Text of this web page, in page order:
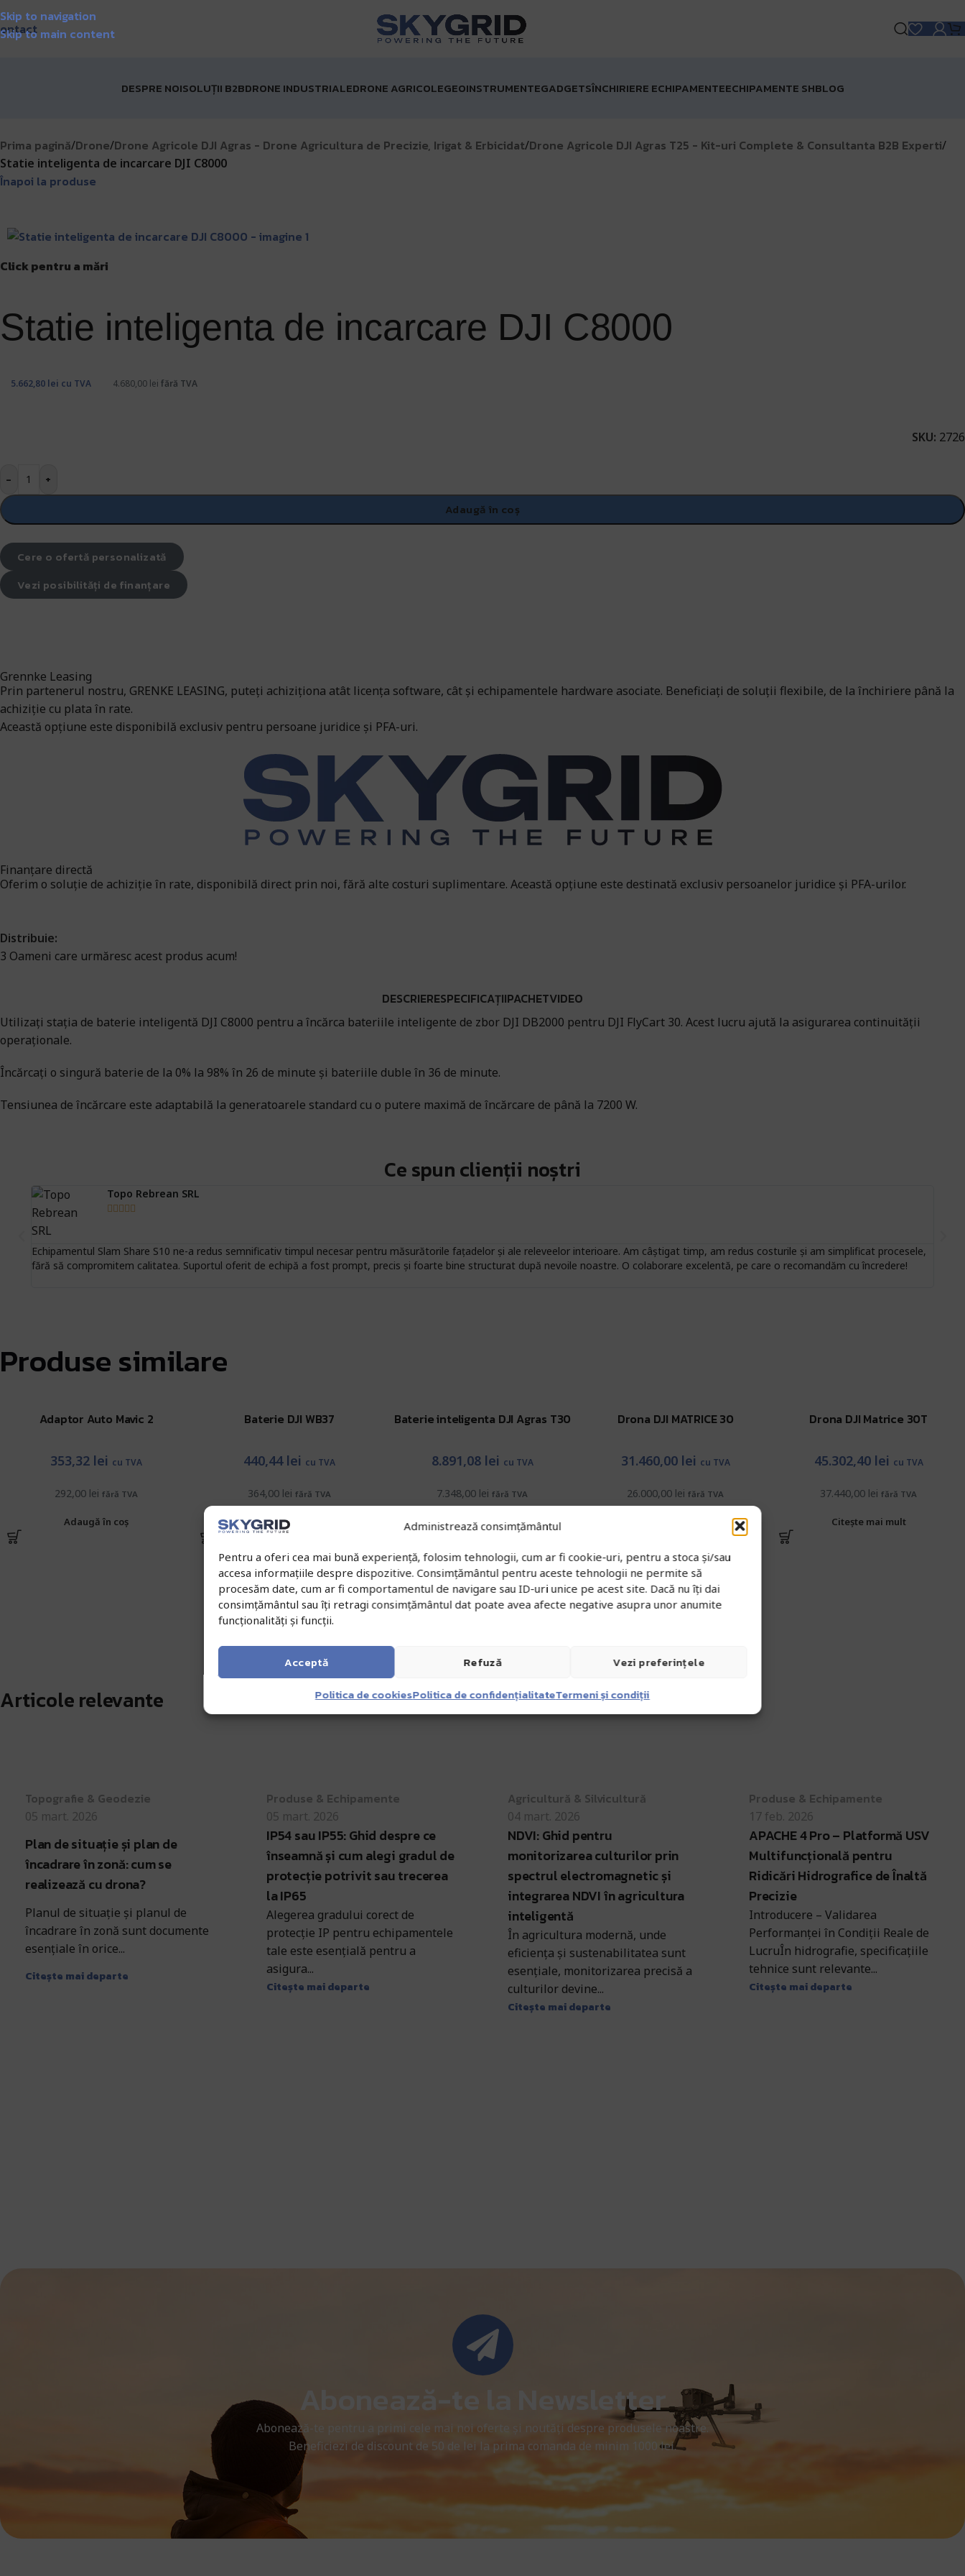
Administrează consimțământul
Pentru a oferi cea mai bună experiență, folosim tehnologii, cum ar fi cookie-uri, pentru a stoca și/sau
accesa informațiile despre dispozitive. Consimțământul pentru aceste tehnologii ne permite să
procesăm date, cum ar fi comportamentul de navigare sau ID-uri unice pe acest site. Dacă nu îți dai
consimțământul sau îți retragi consimțământul dat poate avea afecte negative asupra unor anumite
funcționalități și funcții.
Acceptă Refuză
Vezi preferințele
Politica de cookiesPolitica de confidențialitateTermeni și condiții
Skip to navigation
Skip to main content
în STOC!Livrare GRATUITĂ pentru comenzile de peste 1000 lei!Matrice 4 Enterprise acum în STOC!
DESPRE NOISOLUȚII B2BDRONE INDUSTRIALEDRONE AGRICOLEGEOINSTRUMENTEGADGETSÎNCHIRIERE ECHIPAMENTEECHIPAMENTE SHBLOG
Prima pagină/Drone/Drone Agricole DJI Agras - Drone Agricultura de Precizie, Irigat & Erbicidat/Drone Agricole DJI Agras T25 - Kit-uri Complete & Consultanta B2B Experti/
Statie inteligenta de incarcare DJI C8000
Înapoi la produse
Click pentru a mări
Statie inteligenta de incarcare DJI C8000
4.680,00 lei fără TVA
5.662,80 lei cu TVA
SKU: 2726
-
+
Adaugă în coș
Cere o ofertă personalizată
Vezi posibilități de finanțare
Grennke Leasing
Prin partenerul nostru, GRENKE LEASING, puteți achiziționa atât licența software, cât și echipamentele hardware asociate. Beneficiați de soluții flexibile, de la închiriere până la
achiziție cu plata în rate.
Această opțiune este disponibilă exclusiv pentru persoane juridice și PFA-uri.
Finanțare directă
Oferim o soluție de achiziție în rate, disponibilă direct prin noi, fără alte costuri suplimentare. Această opțiune este destinată exclusiv persoanelor juridice și PFA-urilor.
Distribuie:
3 Oameni care urmăresc acest produs acum!
DESCRIERESPECIFICAȚIIPACHETVIDEO
Utilizați stația de baterie inteligentă DJI C8000 pentru a încărca bateriile inteligente de zbor DJI DB2000 pentru DJI FlyCart 30. Acest lucru ajută la asigurarea continuității
operaționale.
Încărcați o singură baterie de la 0% la 98% în 26 de minute și bateriile duble în 36 de minute.
Tensiunea de încărcare este adaptabilă la generatoarele standard cu o putere maximă de încărcare de până la 7200 W.
Ce spun clienții noștri
Topo Rebrean SRL

Echipamentul Slam Share S10 ne-a redus semnificativ timpul necesar pentru măsurătorile fațadelor și ale releveelor interioare. Am câștigat timp, am redus costurile și am simplificat procesele,
fără să compromitem calitatea. Suportul oferit de echipă a fost prompt, precis și foarte bine structurat după nevoile noastre. O colaborare excelentă, pe care o recomandăm cu încredere!
Produse similare
Adaptor Auto Mavic 2
292,00 lei fără TVA
353,32 lei cu TVA
Adaugă în coș
Baterie DJI WB37
364,00 lei fără TVA
440,44 lei cu TVA
Adaugă în coș
Baterie inteligenta DJI Agras T30
7.348,00 lei fără TVA
8.891,08 lei cu TVA
Adaugă în coș
Drona DJI MATRICE 30
26.000,00 lei fără TVA
31.460,00 lei cu TVA
Drona DJI Matrice 30T
37.440,00 lei fără TVA
45.302,40 lei cu TVA
Citește mai mult
Articole relevante
Topografie & Geodezie
05 mart. 2026
Plan de situație și plan de
încadrare în zonă: cum se
realizează cu drona?
Planul de situație și planul de
încadrare în zonă sunt documente
esențiale în orice...
Citește mai departe
Produse & Echipamente
05 mart. 2026
IP54 sau IP55: Ghid despre ce
înseamnă și cum alegi gradul de
protecție potrivit sau trecerea
la IP65
Alegerea gradului corect de
protecție IP pentru echipamentele
tale este esențială pentru a
asigura...
Citește mai departe
Agricultură & Silvicultură
04 mart. 2026
NDVI: Ghid pentru
monitorizarea culturilor prin
spectrul electromagnetic și
integrarea NDVI în agricultura
inteligentă
În agricultura modernă, unde
eficiența și sustenabilitatea sunt
esențiale, monitorizarea precisă a
culturilor devine...
Citește mai departe
Produse & Echipamente
17 feb. 2026
APACHE 4 Pro – Platformă USV
Multifuncțională pentru
Ridicări Hidrografice de Înaltă
Precizie
Introducere – Validarea
Performanței în Condiții Reale de
LucruÎn hidrografie, specificațiile
tehnice sunt relevante...
Citește mai departe
Abonează-te la Newsletter
Abonează-te pentru a primi cele mai noi oferte și noutăți despre produsele noastre.
Beneficiezi de discount de 50 de lei la prima comanda de minim 1000 lei.